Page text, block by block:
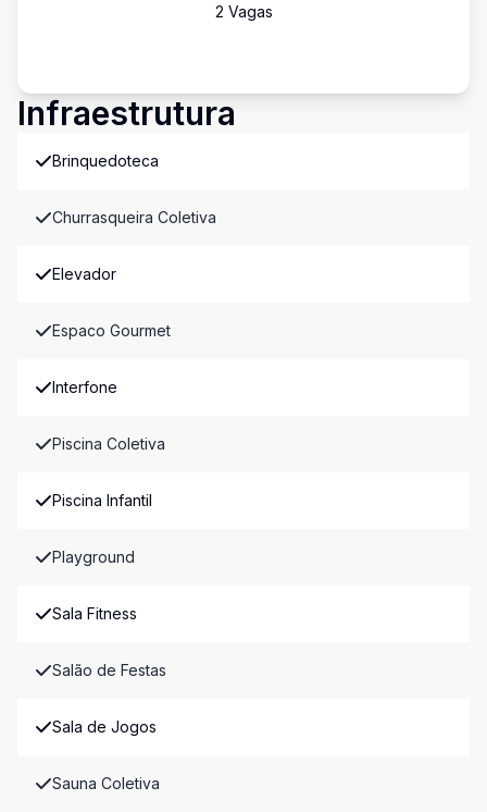
2 Vagas
Infraestrutura
Brinquedoteca
Churrasqueira Coletiva
Elevador
Espaco Gourmet
Interfone
Piscina Coletiva
Piscina Infantil
Playground
Sala Fitness
Salão de Festas
Sala de Jogos
Sauna Coletiva